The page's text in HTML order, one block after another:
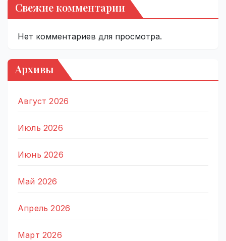
Свежие комментарии
Нет комментариев для просмотра.
Архивы
Август 2026
Июль 2026
Июнь 2026
Май 2026
Апрель 2026
Март 2026